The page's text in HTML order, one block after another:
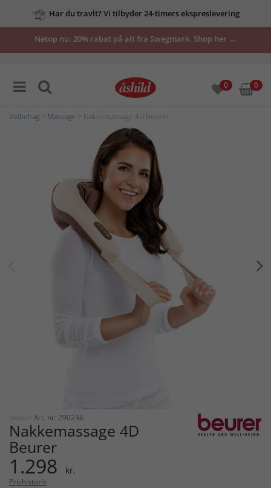
Har du travlt? Vi tilbyder 24-timers ekspreslevering
Netop nu: 20% rabat på alt fra Swegmark. Shop her →
0 0
Velbehag Massage > Nakkemassage 4D Beurer
beurer Art. nr: 290236
Nakkemassage 4D
Beurer
1.298 kr.
Prishistorik